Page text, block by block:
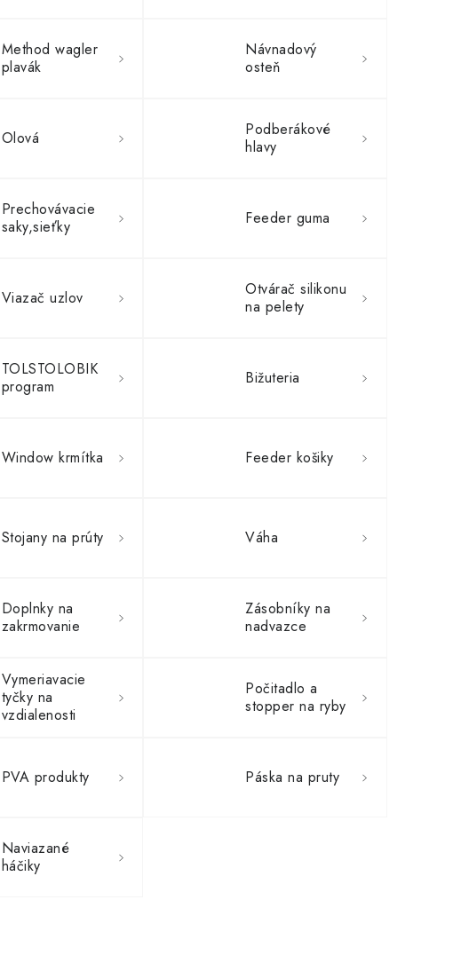
Method wagler
plavák
Návnadový
osteň
Olová
Podberákové
hlavy
Prechovávacie
saky,sieťky
Feeder guma
Viazač uzlov
Otvárač silikonu
na pelety
TOLSTOLOBIK
program
Bižuteria
Window krmítka Feeder košiky
Stojany na prúty Váha
Doplnky na
zakrmovanie
Zásobníky na
nadvazce
Vymeriavacie
tyčky na
vzdialenosti
Počitadlo a
stopper na ryby
PVA produkty Páska na pruty
Naviazané
háčiky